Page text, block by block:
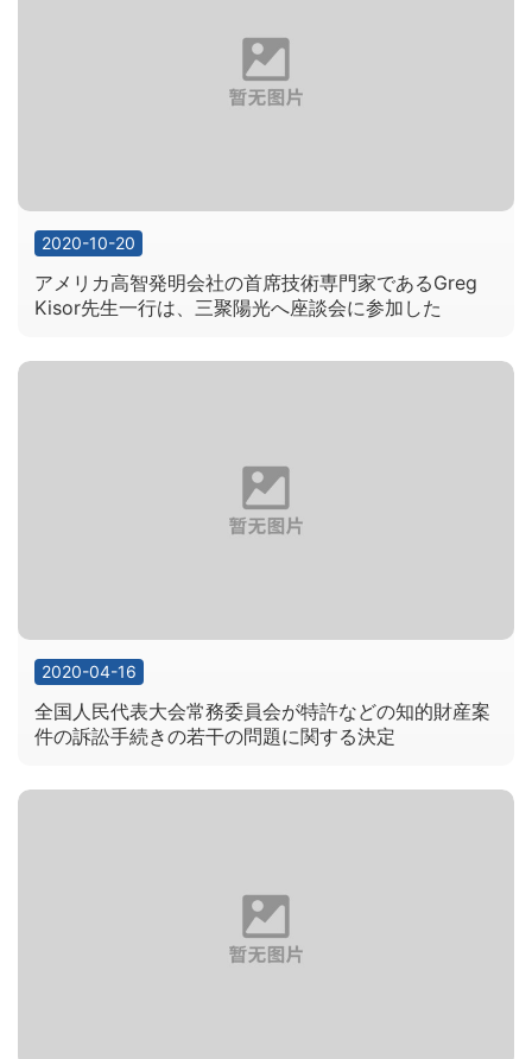
2020-10-20
アメリカ高智発明会社の首席技術専門家であるGreg
Kisor先生一行は、三聚陽光へ座談会に参加した
2020-04-16
全国人民代表大会常務委員会が特許などの知的財産案
件の訴訟手続きの若干の問題に関する決定